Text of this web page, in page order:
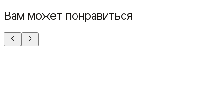
Вам может понравиться